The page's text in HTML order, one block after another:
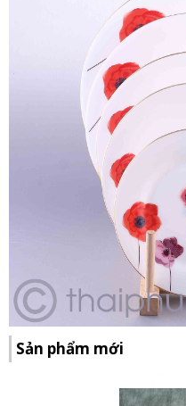
Sản phẩm mới